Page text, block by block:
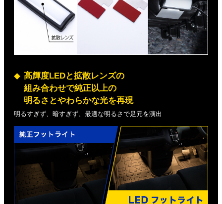
高輝度LEDと拡散レンズの
組み合わせで純正以上の
明るさとやわらかな光を再現
明るすぎず、暗すぎず、最適な明るさで足元を演出